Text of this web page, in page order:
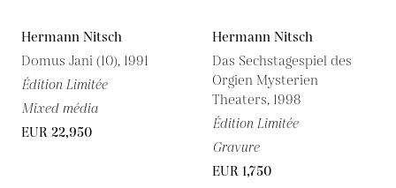
Hermann Nitsch
Domus Jani (10), 1991
Édition Limitée
Mixed média
EUR 22,950
Hermann Nitsch
Das Sechstagespiel des
Orgien Mysterien
Theaters, 1998
Édition Limitée
Gravure
EUR 1,750